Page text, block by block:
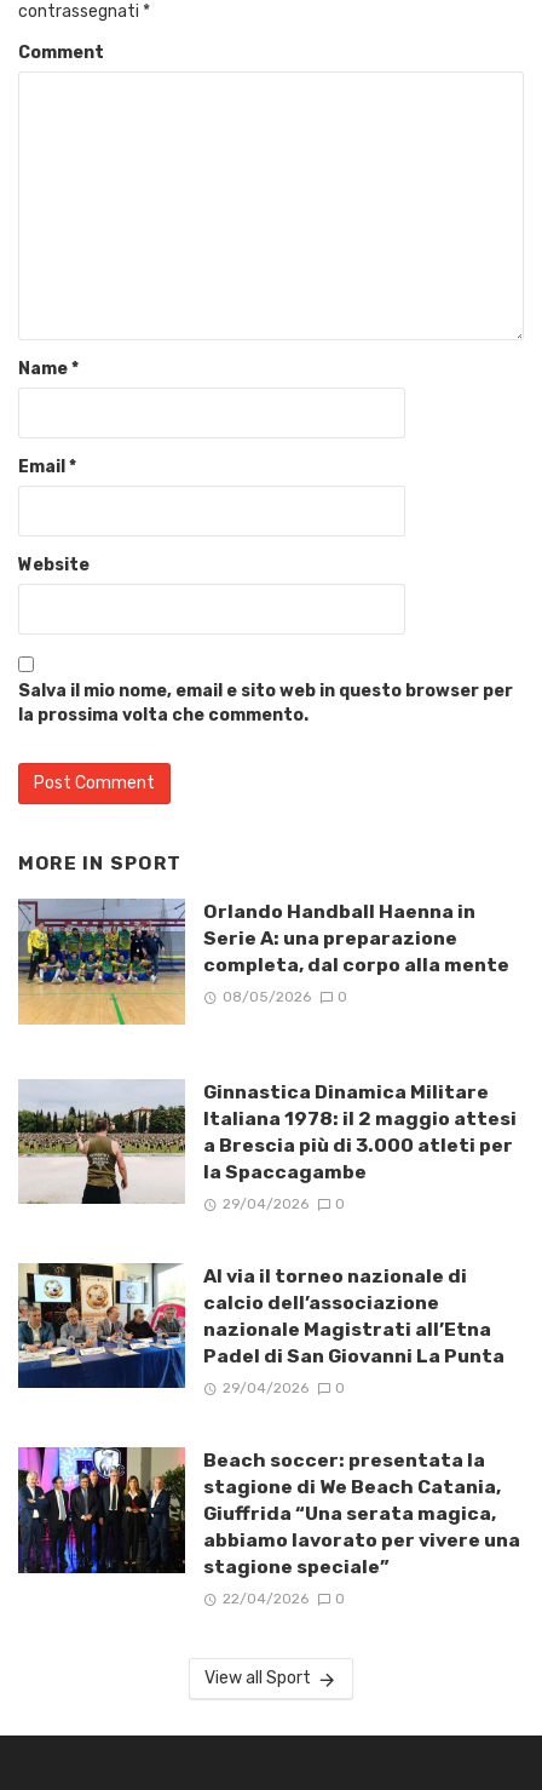
contrassegnati *
Comment
Name*
Email*
Website
Salva il mio nome, email e sito web in questo browser per
la prossima volta che commento.
MORE IN SPORT
Orlando Handball Haenna in
Serie A: una preparazione
completa, dal corpo alla mente
08/05/2026 0
Ginnastica Dinamica Militare
Italiana 1978: il 2 maggio attesi
a Brescia più di 3.000 atleti per
la Spaccagambe
29/04/2026 0
Al via il torneo nazionale di
calcio dell’associazione
nazionale Magistrati all’Etna
Padel di San Giovanni La Punta
29/04/2026 0
Beach soccer: presentata la
stagione di We Beach Catania,
Giuffrida “Una serata magica,
abbiamo lavorato per vivere una
stagione speciale”
22/04/2026 0
View all Sport